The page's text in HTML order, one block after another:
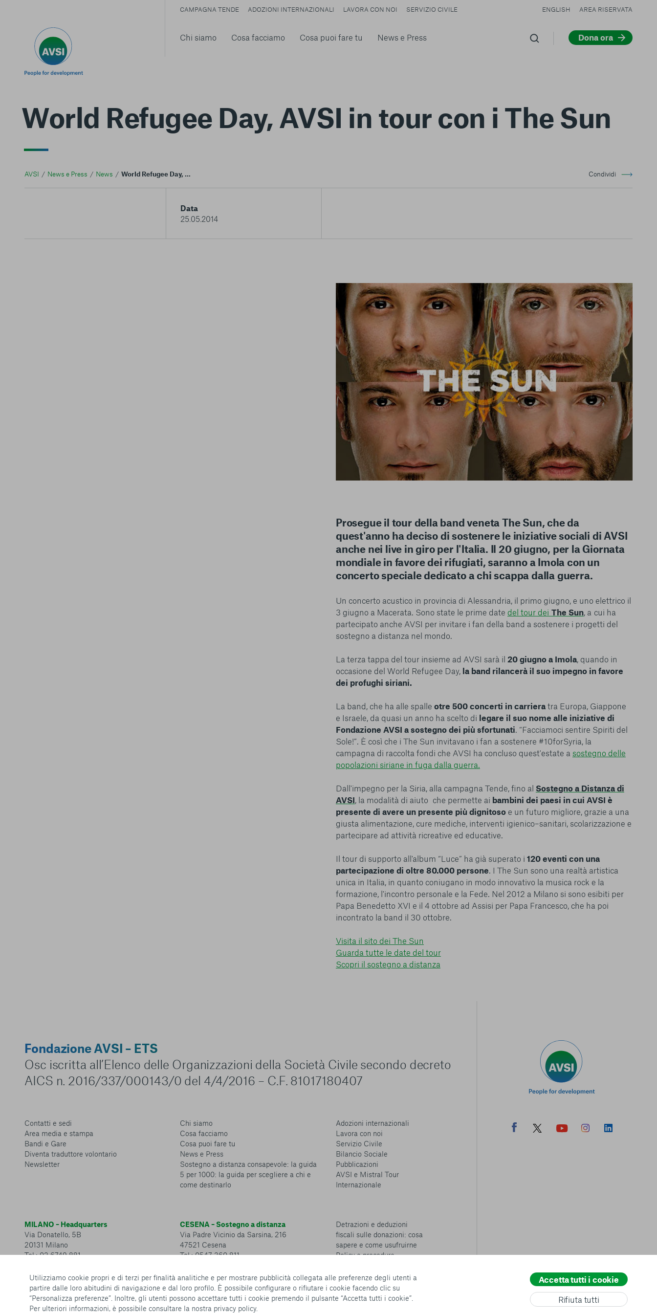
Utilizziamo cookie propri e di terzi per finalità analitiche e per mostrare pubblicità collegata alle preferenze degli utenti a
partire dalle loro abitudini di navigazione e dal loro profilo. È possibile configurare o rifiutare i cookie facendo clic su
“Personalizza preferenze”. Inoltre, gli utenti possono accettare tutti i cookie premendo il pulsante “Accetta tutti i cookie”.
Per ulteriori informazioni, è possibile consultare la nostra privacy policy.
Rifiuta tutti
Accetta tutti i cookie
Centro preferenze sulla privacy
della nostra Piattaforma. L’obiettivo principale dei cookie è rendere l’esperienza di
navigazione più comoda ed efficiente, nonché consentirci di migliorare i nostri
servizi e la Piattaforma stessa. Inoltre, i cookie vengono utilizzati per mostrare
pubblicità che risulti interessante per l’utente quando visita i siti Web e le app di
possibile attivarli e/o disattivarli secondo le proprie preferenze, salvo i Cookie
strettamente necessari per il funzionamento della Piattaforma. È importante tenere
conto del fatto che il blocco di alcuni cookie può condizionare l’esperienza sulla
Piattaforma e il suo funzionamento. Premendo “Conferma le mie scelte”, la
alcuna opzione, premere questo pulsante equivarrà a rifiutare tutti i cookie. Per
ulteriori informazioni, è possibile consultare la nostra Ulteriori informazioni
Consenti tutti
Chi siamo Cosa facciamo Cosa puoi fare tu News e Press Dona ora
CAMPAGNA TENDE ADOZIONI INTERNAZIONALI LAVORA CON NOI SERVIZIO CIVILE ENGLISH AREA RISERVATA
World Refugee Day, AVSI in tour con i The Sun
AVSI News e Press News World Refugee Day, AVSI in tour con i The Sun Condividi
Data
25.05.2014
Prosegue il tour della band veneta The Sun, che da
quest'anno ha deciso di sostenere le iniziative sociali di AVSI
anche nei live in giro per l'Italia. Il 20 giugno, per la Giornata
mondiale in favore dei rifugiati, saranno a Imola con un
concerto speciale dedicato a chi scappa dalla guerra.
Un concerto acustico in provincia di Alessandria, il primo giugno, e uno elettrico il
3 giugno a Macerata. Sono state le prime date del tour dei The Sun, a cui ha
partecipato anche AVSI per invitare i fan della band a sostenere i progetti del
sostegno a distanza nel mondo.
La terza tappa del tour insieme ad AVSI sarà il 20 giugno a Imola, quando in
occasione del World Refugee Day, la band rilancerà il suo impegno in favore
dei profughi siriani.
La band, che ha alle spalle otre 500 concerti in carrieratra Europa, Giappone
e Israele, da quasi un anno ha scelto di legare il suo nome alle iniziative di
Fondazione AVSI a sostegno dei più sfortunati. “Facciamoci sentire Spiriti del
Sole!”. È così che i The Sun invitavano i fan a sostenere #10forSyria, la
campagna di raccolta fondi che AVSI ha concluso quest'estate a sostegno delle
popolazioni siriane in fuga dalla guerra.
Dall'impegno per la Siria, alla campagna Tende, fino al Sostegno a Distanza di
AVSI, la modalità di aiuto che permette ai bambini dei paesi in cui AVSI è
presente di avere un presente più dignitosoe un futuro migliore, grazie a una
giusta alimentazione, cure mediche, interventi igienico–sanitari, scolarizzazione e
partecipare ad attività ricreative ed educative.
Il tour di supporto all'album “Luce” ha già superato i 120 eventi con una
partecipazione di oltre 80.000 persone. I The Sun sono una realtà artistica
unica in Italia, in quanto coniugano in modo innovativo la musica rock e la
formazione, l'incontro personale e la Fede. Nel 2012 a Milano si sono esibiti per
Papa Benedetto XVI e il 4 ottobre ad Assisi per Papa Francesco, che ha poi
incontrato la band il 30 ottobre.
Visita il sito dei The Sun
Guarda tutte le date del tour
Scopri il sostegno a distanza
Fondazione AVSI – ETS
Osc iscritta all’Elenco delle Organizzazioni della Società Civile secondo decreto
AICS n. 2016/337/000143/0 del 4/4/2016 – C.F. 81017180407
Contatti e sedi
Area media e stampa
Bandi e Gare
Diventa traduttore volontario
Newsletter
Chi siamo
Cosa facciamo
Cosa puoi fare tu
News e Press
Sostegno a distanza consapevole: la guida
5 per 1000: la guida per scegliere a chi e
come destinarlo
Adozioni internazionali
Lavora con noi
Servizio Civile
Bilancio Sociale
Pubblicazioni
AVSI e Mistral Tour
Internazionale
MILANO – Headquarters
Via Donatello, 5B
20131 Milano
Tel.: 02 6749 881
CESENA – Sostegno a distanza
Via Padre Vicinio da Sarsina, 216
47521 Cesena
Tel.: 0547 360 811
Detrazioni e deduzioni
fiscali sulle donazioni: cosa
sapere e come usufruirne
Policy e procedure
Privacy policy
Cookie policy
Configurazione Cookies
All rights reserved
© copyright AVSI 2026 – Web Agency